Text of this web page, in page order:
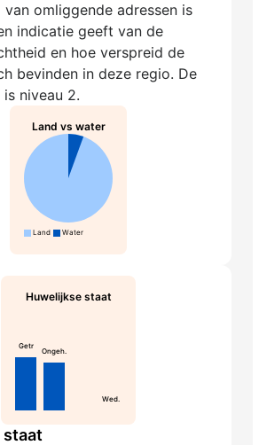
omliggende adressen is
indicatie geeft van de
en hoe verspreid de
bevinden in deze regio. De
niveau 2.
Land vs water
Land Water
Huwelijkse staat
Getr
Ongeh.
Wed.
staat